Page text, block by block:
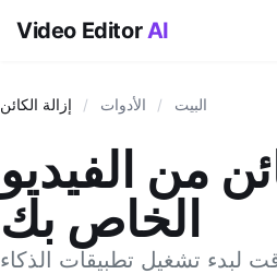
Video EditorAI
البيت / الأدوات / إزالة الكائن
من الفيديو
الخاص بك
لبدء تشغيل تطبيقات الذكاء